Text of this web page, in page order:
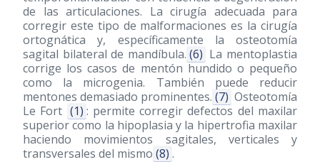
de las articulaciones. La cirugía adecuada para
corregir este tipo de malformaciones es la cirugía
ortognática y, específicamente la osteotomía
sagital bilateral de mandíbula. (6) La mentoplastia
corrige los casos de mentón hundido o pequeño
como la microgenia. También puede reducir
mentones demasiado prominentes. (7) Osteotomía
Le Fort (1) : permite corregir defectos del maxilar
superior como la hipoplasia y la hipertrofia maxilar
haciendo movimientos sagitales, verticales y
transversales del mismo (8) .